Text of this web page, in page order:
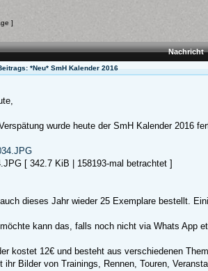
]
Nachricht
*Neu* SmH Kalender 2016
wurde heute der SmH Kalender 2016
[ 342.7 KiB | 158193-mal betrachtet ]
dieses Jahr wieder 25 Exemplare bestellt.
kann das, falls noch nicht via Whats App
kostet 12€ und besteht aus verschiedenen
ihr Bilder von Trainings, Rennen, Touren,